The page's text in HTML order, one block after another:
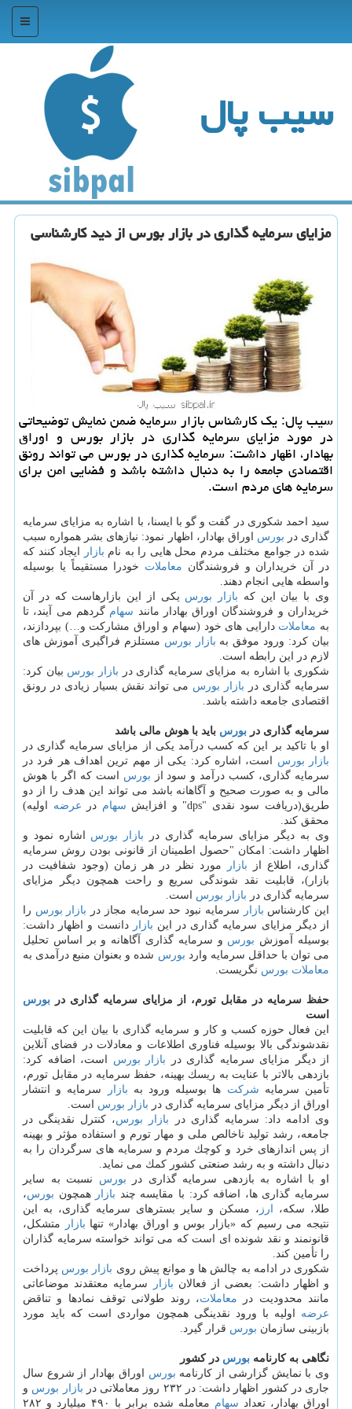
منو
سیب پال
مزایای سرمایه گذاری در بازار بورس از دید كارشناسی
سیب پال: یك كارشناس بازار سرمایه ضمن نمایش توضیحاتی
در مورد مزایای سرمایه گذاری در بازار بورس و اوراق
بهادار، اظهار داشت: سرمایه گذاری در بورس می تواند رونق
اقتصادی جامعه را به دنبال داشته باشد و فضایی امن برای
سرمایه های مردم است.
سید احمد شكوری در گفت و گو با ایسنا، با اشاره به مزایای سرمایه
گذاری در بورس اوراق بهادار، اظهار نمود: نیازهای بشر همواره سبب
شده در جوامع مختلف مردم محل هایی را به نام بازار
ایجاد كنند كه
در آن خریداران و فروشندگان معاملات خودرا مستقیماً یا بوسیله
واسطه هایی انجام دهند.
وی با بیان این كه بازار بورس یكی از این بازارهاست كه در آن
خریداران و فروشندگان اوراق بهادار مانند سهام گردهم می آیند، تا
به معاملات دارایی های خود (سهام و اوراق مشاركت و…) بپردازند،
بیان كرد: ورود موفق به بازار بورس مستلزم فراگیری آموزش های
لازم در این رابطه است.
شكوری با اشاره به مزایای سرمایه گذاری در بازار بورس بیان كرد:
سرمایه گذاری در بازار بورس می تواند نقش بسیار زیادی در رونق
اقتصادی جامعه داشته باشد.
سرمایه گذاری در بورس باید با هوش مالی باشد
او با تاكید بر این كه كسب درآمد یكی از مزایای سرمایه گذاری در
بازار
بورس است، اشاره كرد: یكی از مهم ترین اهداف هر فرد در
سرمایه گذاری، كسب درآمد و سود از بورس است كه اگر با هوش
مالی و به صورت صحیح و آگاهانه باشد می تواند این هدف را از دو
طریق(دریافت سود نقدی "dps" و افزایش
سهام در عرضه اولیه)
محقق كند.
وی به دیگر مزایای سرمایه گذاری در بازار بورس اشاره نمود و
اظهار داشت: امكان "حصول اطمینان از قانونی بودن روش سرمایه
گذاری، اطلاع از بازار
مورد نظر در هر زمان (وجود شفافیت در
بازار)، قابلیت نقد شوندگی سریع و راحت همچون دیگر مزایای
سرمایه گذاری در بازار بورس است.
این كارشناس بازار سرمایه نبود حد سرمایه مجاز در بازار بورس را
از دیگر مزایای سرمایه گذاری در این بازار دانست و اظهار داشت:
بوسیله آموزش بورس و سرمایه گذاری آگاهانه و بر اساس تحلیل
می توان با حداقل سرمایه وارد بورس شده و بعنوان منبع درآمدی به
معاملات بورس نگریست.
حفظ سرمایه در مقابل تورم، از مزایای سرمایه گذاری در بورس
است
این فعال حوزه كسب و كار و سرمایه گذاری با بیان این كه قابلیت
نقدشوندگی بالا بوسیله فناوری اطلاعات و معادلات در فضای آنلاین
از دیگر مزایای سرمایه گذاری در بازار بورس است، اضافه كرد:
بازدهی بالاتر با عنایت به ریسك بهینه، حفظ سرمایه در مقابل تورم،
تأمین سرمایه شركت ها بوسیله ورود به بازار
سرمایه و انتشار
اوراق از دیگر مزایای سرمایه گذاری در بازار بورس است.
وی ادامه داد: سرمایه گذاری در بازار بورس، كنترل نقدینگی در
جامعه، رشد تولید ناخالص ملی و مهار تورم و استفاده مؤثر و بهینه
از پس اندازهای خرد و كوچك مردم و سرمایه های سرگردان را به
دنبال داشته و به رشد صنعتی كشور كمك می نماید.
او با اشاره به بازدهی سرمایه گذاری در بورس نسبت به سایر
سرمایه گذاری ها، اضافه كرد: با مقایسه چند بازار همچون بورس،
طلا، سكه،
ارز ، مسكن و سایر بسترهای سرمایه گذاری، به این
نتیجه می رسیم كه «بازار بوس و اوراق بهادار» تنها بازار
متشكل،
قانونمند و نقد شونده ای است كه می تواند خواسته سرمایه گذاران
را تأمین كند.
شكوری در ادامه به چالش ها و موانع پیش روی بازار بورس پرداخت
و اظهار داشت: بعضی از فعالان بازار
سرمایه معتقدند موضاعاتی
مانند محدودیت در معاملات، روند طولانی توقف نمادها و تناقض
عرضه اولیه با ورود نقدینگی همچون مواردی است كه باید مورد
بازبینی سازمان بورس قرار گیرد.
نگاهی به كارنامه بورس در كشور
وی با نمایش گزارشی از كارنامه بورس اوراق بهادار از شروع سال
جاری در كشور اظهار داشت: در ۲۳۲ روز معاملاتی در
بازار بورس و
اوراق بهادار، تعداد سهام معامله شده برابر با ۴۹۰ میلیارد و ۲۸۲